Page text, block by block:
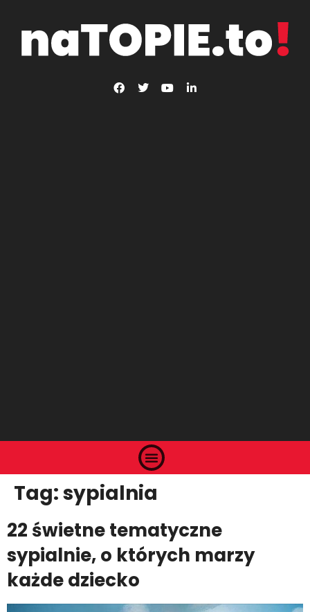
Tag:sypialnia
22 świetne tematyczne
sypialnie, o których marzy
każde dziecko